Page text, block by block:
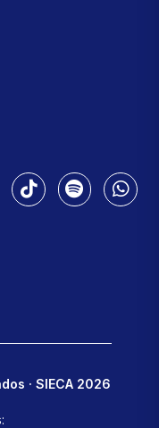
· SIECA 2026